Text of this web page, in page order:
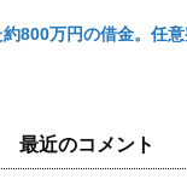
800万円の借金。任
最近のコメント